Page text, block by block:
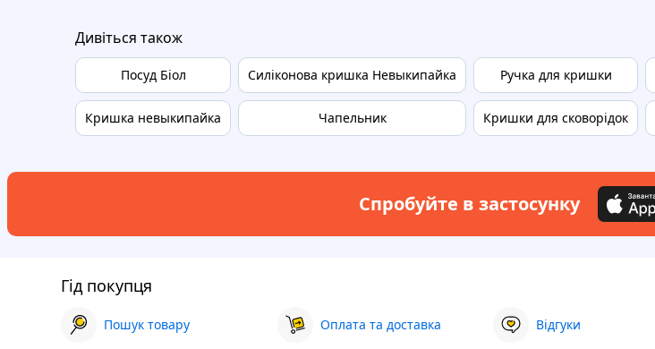
Дивіться також
Посуд Біол
Кришка невыкипайка
Силіконова кришка Невыкипайка
Чапельник
Ручка для кришки
Кришки для сковорідок
Спробуйте в застосунку
Гід покупця
Пошук товару Оплата та доставка Відгуки